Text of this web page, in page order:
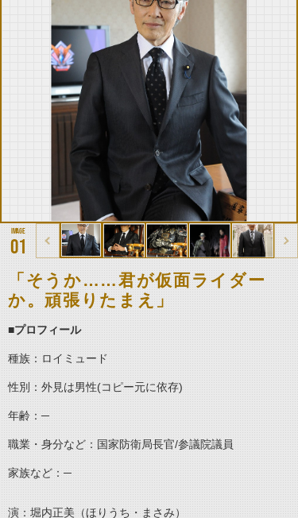
01
「そうか……君が仮面ライダー
か。頑張りたまえ」
■プロフィール
種族：ロイミュード
性別：外見は男性(コピー元に依存)
年齢：─
職業・身分など：国家防衛局長官/参議院議員
家族など：─
演：堀内正美（ほりうち・まさみ）